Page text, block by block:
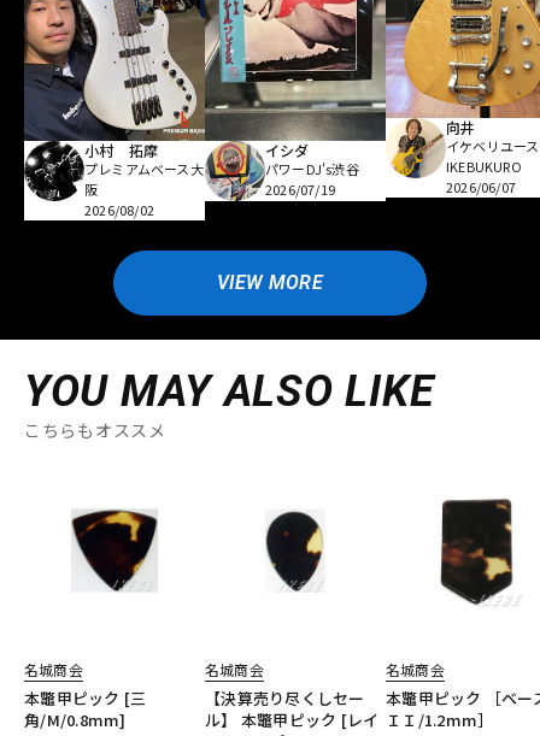
小村 拓摩
プレミアムベース大
阪
2026/08/02
イシダ
パワーDJ's渋谷
2026/07/19
向井
イケベリユース
IKEBUKURO
2026/06/07
VIEW MORE
YOU MAY ALSO LIKE
こちらもオススメ
名城商会
本鼈甲ピック [三
角/M/0.8mm]
名城商会
【決算売り尽くしセー
ル】 本鼈甲ピック [レイ
名城商会
本鼈甲ピック ［ベー
ＩＩ/1.2mm］